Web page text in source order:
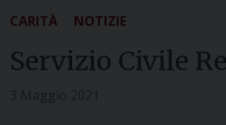
CARITÀ NOTIZIE
Servizio Civile